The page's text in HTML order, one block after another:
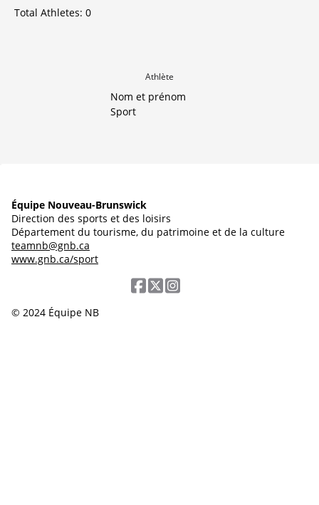
Total Athletes: 0
Athlète
Nom et prénom
Sport
Équipe Nouveau-Brunswick
Direction des sports et des loisirs
Département du tourisme, du patrimoine et de la culture
teamnb@gnb.ca
www.gnb.ca/sport
© 2024 Équipe NB